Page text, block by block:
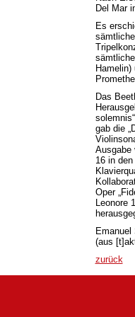
Del Mar
Es
Das
gab die
Ausgabe
16 in
Oper
Leonore
Emanuel
(aus
zurück